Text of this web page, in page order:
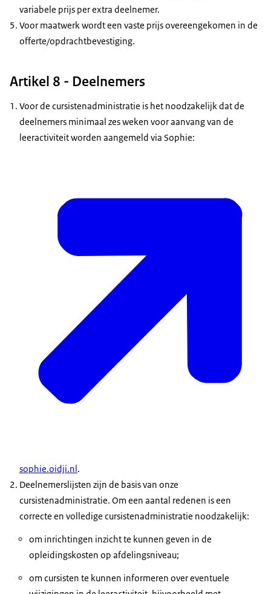
variabele prijs per extra deelnemer.
Voor maatwerk wordt een vaste prijs overeengekomen in de
offerte/opdrachtbevestiging.
Artikel 8 - Deelnemers
Voor de cursistenadministratie is het noodzakelijk dat de
deelnemers minimaal zes weken voor aanvang van de
leeractiviteit worden aangemeld via Sophie:
sophie.oidji.nl.
Deelnemerslijsten zijn de basis van onze
cursistenadministratie. Om een aantal redenen is een
correcte en volledige cursistenadministratie noodzakelijk:
om inrichtingen inzicht te kunnen geven in de
opleidingskosten op afdelingsniveau;
om cursisten te kunnen informeren over eventuele